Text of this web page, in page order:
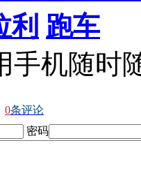
利 跑车
手机随时
0条评论
密码